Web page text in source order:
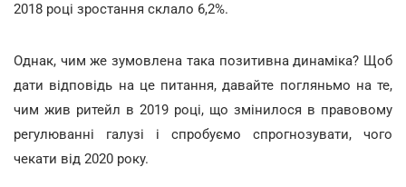
2018 році зростання склало 6,2%.
Однак, чим же зумовлена така позитивна динаміка? Щоб
дати відповідь на це питання, давайте погляньмо на те,
чим жив ритейл в 2019 році, що змінилося в правовому
регулюванні галузі і спробуємо спрогнозувати, чого
чекати від 2020 року.